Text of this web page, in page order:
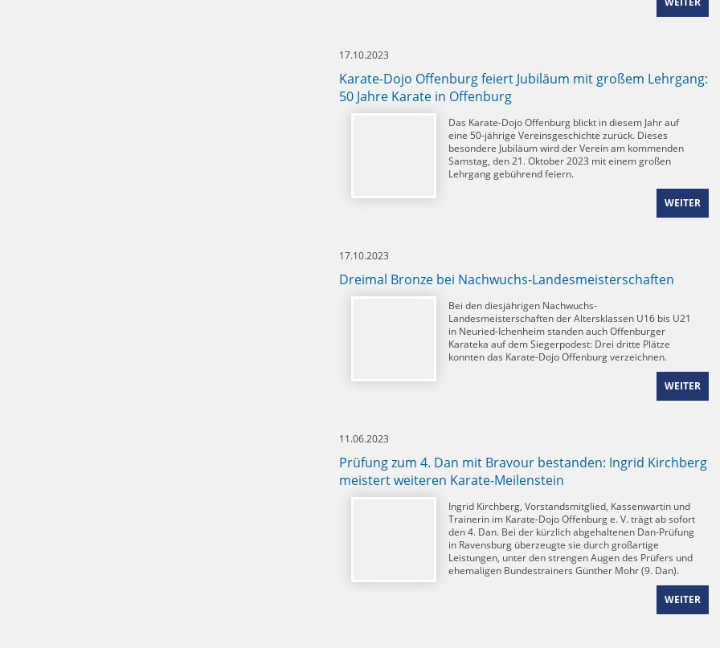
17.10.2023
Karate-Dojo Offenburg feiert Jubiläum mit großem Lehrgang:
50 Jahre Karate in Offenburg
Das Karate-Dojo Offenburg blickt in diesem Jahr auf
eine 50-jährige Vereinsgeschichte zurück. Dieses
besondere Jubiläum wird der Verein am kommenden
Samstag, den 21. Oktober 2023 mit einem großen
Lehrgang gebührend feiern.
WEITER
17.10.2023
Dreimal Bronze bei Nachwuchs-Landesmeisterschaften
Bei den diesjährigen Nachwuchs-
Landesmeisterschaften der Altersklassen U16 bis U21
in Neuried-Ichenheim standen auch Offenburger
Karateka auf dem Siegerpodest: Drei dritte Plätze
konnten das Karate-Dojo Offenburg verzeichnen.
WEITER
11.06.2023
Prüfung zum 4. Dan mit Bravour bestanden: Ingrid Kirchberg
meistert weiteren Karate-Meilenstein
Ingrid Kirchberg, Vorstandsmitglied, Kassenwartin und
Trainerin im Karate-Dojo Offenburg e. V. trägt ab sofort
den 4. Dan. Bei der kürzlich abgehaltenen Dan-Prüfung
in Ravensburg überzeugte sie durch großartige
Leistungen, unter den strengen Augen des Prüfers und
ehemaligen Bundestrainers Günther Mohr (9. Dan).
WEITER